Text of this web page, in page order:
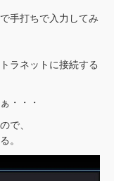
手打ちで入力してみ
ラネットに接続する
・・・
で、
。